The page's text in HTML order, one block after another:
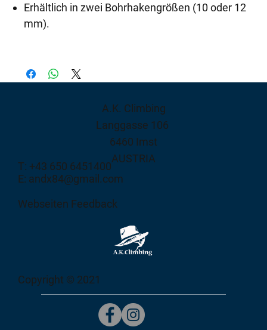
Erhältlich in zwei Bohrhakengrößen (10 oder 12
mm).
A.K. Climbing
Langgasse 106
6460 Imst
AUSTRIA
T: +43 650 6451400
E: andx84@gmail.com
Webseiten Feedback
Copyright © 2021